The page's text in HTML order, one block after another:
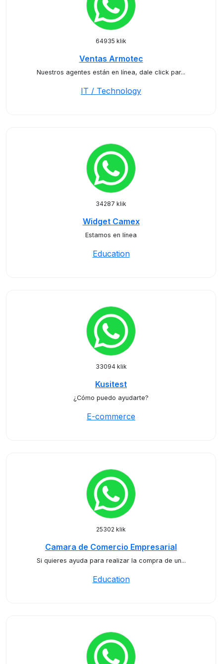
64935 klik
Ventas Armotec
Nuestros agentes están en línea, dale click par...
IT / Technology
34287 klik
Widget Camex
Estamos en línea
Education
33094 klik
Kusitest
¿Cómo puedo ayudarte?
E-commerce
25302 klik
Camara de Comercio Empresarial
Si quieres ayuda para realizar la compra de un...
Education